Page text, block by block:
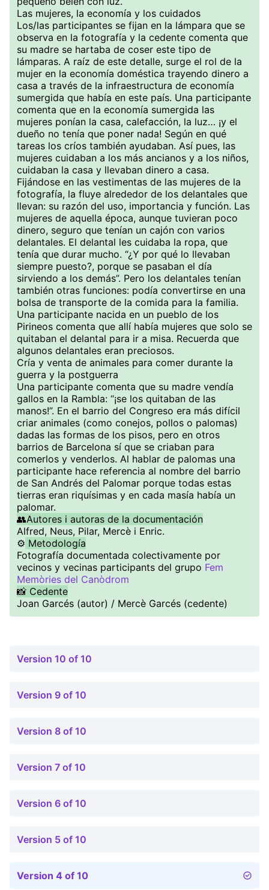
Las mujeres, la economía y los cuidados
Los/las participantes se fijan en la lámpara que se
observa en la fotografía y la cedente comenta que
su madre se hartaba de coser este tipo de
lámparas. A raíz de este detalle, surge el rol de la
mujer en la economía doméstica trayendo dinero a
casa a través de la infraestructura de economía
sumergida que había en este país. Una participante
comenta que en la economía sumergida las
mujeres ponían la casa, calefacción, la luz… ¡y el
dueño no tenía que poner nada! Según en qué
tareas los críos también ayudaban. Así pues, las
mujeres cuidaban a los más ancianos y a los niños,
cuidaban la casa y llevaban dinero a casa.
Fijándose en las vestimentas de las mujeres de la
fotografía, la fluye alrededor de los delantales que
llevan: su razón del uso, importancia y función. Las
mujeres de aquella época, aunque tuvieran poco
dinero, seguro que tenían un cajón con varios
delantales. El delantal les cuidaba la ropa, que
tenía que durar mucho. “¿Y por qué lo llevaban
siempre puesto?, porque se pasaban el día
sirviendo a los demás”. Pero los delantales tenían
también otras funciones: podía convertirse en una
bolsa de transporte de la comida para la familia.
Una participante nacida en un pueblo de los
Pirineos comenta que allí había mujeres que solo se
quitaban el delantal para ir a misa. Recuerda que
algunos delantales eran preciosos.
Cría y venta de animales para comer durante la
guerra y la postguerra
Una participante comenta que su madre vendía
gallos en la Rambla: “¡se los quitaban de las
manos!”. En el barrio del Congreso era más difícil
criar animales (como conejos, pollos o palomas)
dadas las formas de los pisos, pero en otros
barrios de Barcelona sí que se criaban para
comerlos y venderlos. Al hablar de palomas una
participante hace referencia al nombre del barrio
de San Andrés del Palomar porque todas estas
tierras eran riquísimas y en cada masía había un
palomar.
👥Autores i autoras de la documentación
Alfred, Neus, Pilar, Mercè i Enric.
⚙️ Metodología
Fotografía documentada colectivamente por
vecinos y vecinas participants del grupo Fem
Memòries del Canòdrom
📸 Cedente
Joan Garcés (autor) / Mercè Garcés (cedente)
Version 10 of 10
Version 9 of 10
Version 8 of 10
Version 7 of 10
Version 6 of 10
Version 5 of 10
Version 4 of 10